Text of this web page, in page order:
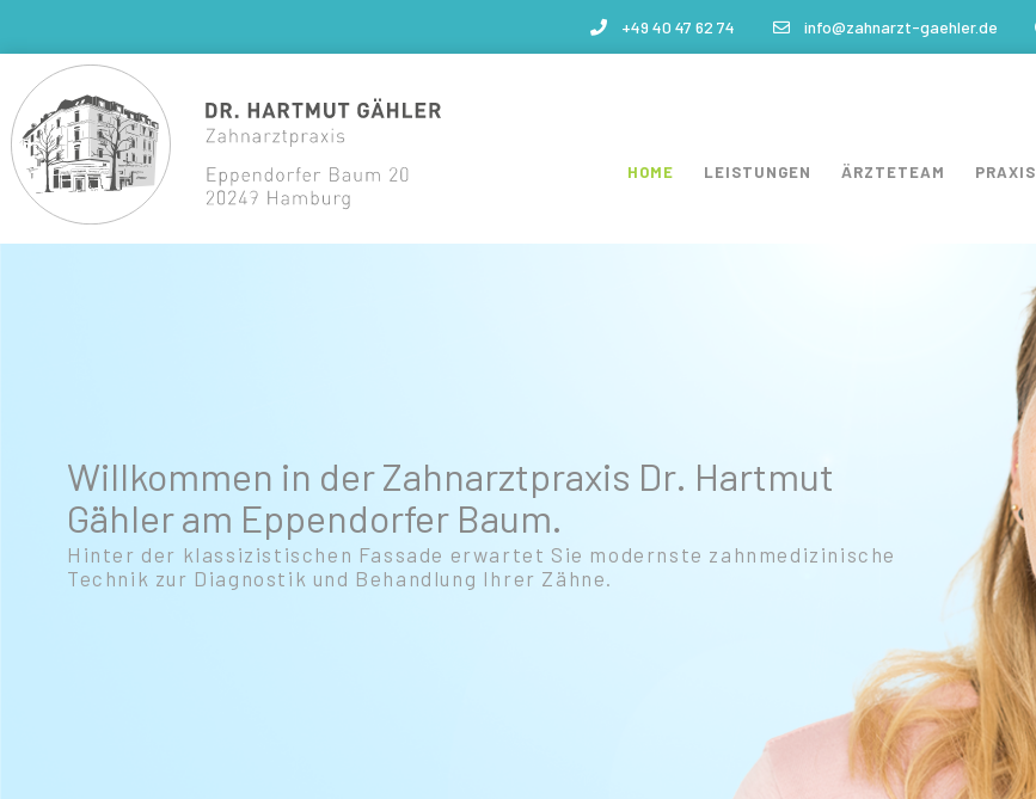
Inhalt
springen
+49 40 47 62 74 info@zahnarzt-gaehler.de
HOME LEISTUNGEN ÄRZTETEAM PRAXIS
Willkommen in der Zahnarztpraxis Dr. Hartmut
Gähler am Eppendorfer Baum.
Hinter der klassizistischen Fassade erwartet Sie modernste zahnmedizinische
Technik zur Diagnostik und Behandlung Ihrer Zähne.